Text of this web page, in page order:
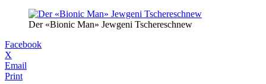
Der «Bionic Man» Jewgeni Tschereschnew
Facebook
X
Email
Print